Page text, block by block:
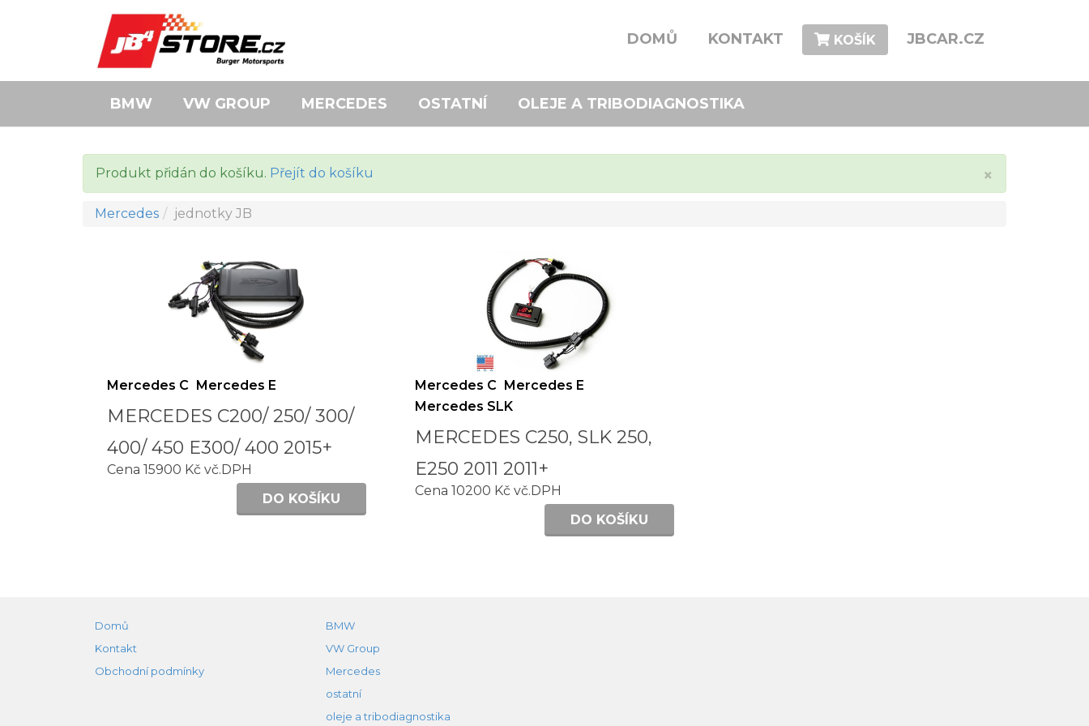
DOMŮ KONTAKT KOŠÍK JBCAR.CZ
BMW VW GROUP MERCEDES OSTATNÍ OLEJE A TRIBODIAGNOSTIKA
Produkt přidán do košíku. Přejít do košíku ×
Mercedes jednotky JB
Mercedes C Mercedes E
MERCEDES C200/ 250/ 300/
400/ 450 E300/ 400 2015+
Cena 15900 Kč vč.DPH
DO KOŠÍKU
Mercedes C Mercedes E
Mercedes SLK
MERCEDES C250, SLK 250,
E250 2011 2011+
Cena 10200 Kč vč.DPH
DO KOŠÍKU
Domů
Kontakt
Obchodní podmínky
BMW
VW Group
Mercedes
ostatní
oleje a tribodiagnostika